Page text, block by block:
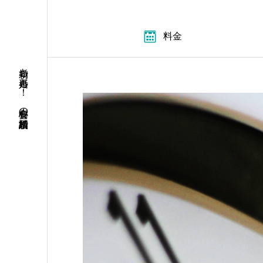
初婚も再婚も！ 安心料金の結婚相談所
料金